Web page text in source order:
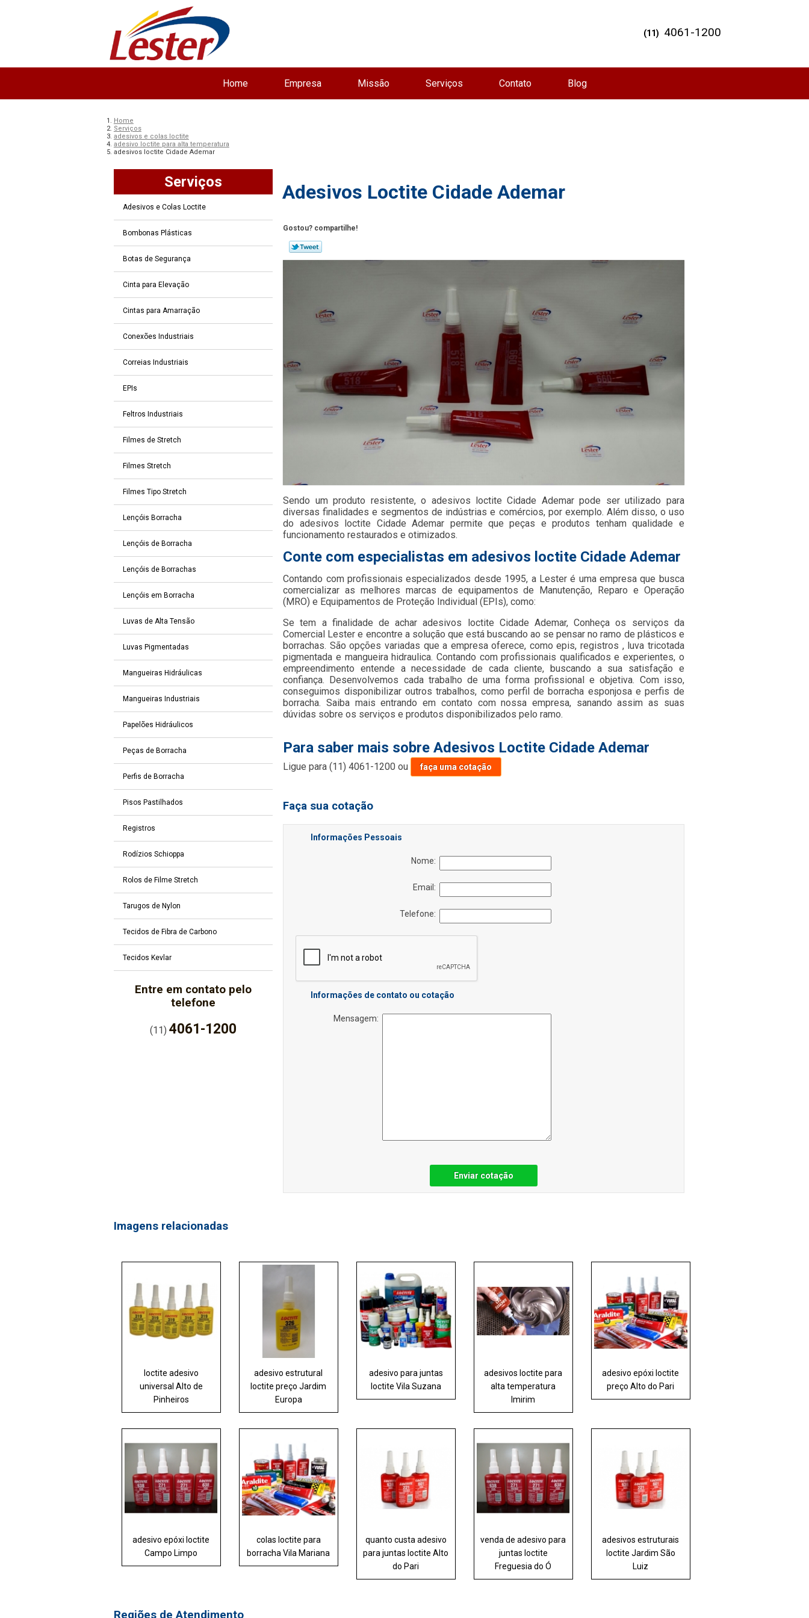
Home Empresa Missão Serviços Contato Blog
(11) 4061-1200
Home
Serviços
adesivos e colas loctite
adesivo loctite para alta temperatura
adesivos loctite Cidade Ademar
Serviços
Adesivos e Colas Loctite
Bombonas Plásticas
Botas de Segurança
Cinta para Elevação
Cintas para Amarração
Conexões Industriais
Correias Industriais
EPIs
Feltros Industriais
Filmes de Stretch
Filmes Stretch
Filmes Tipo Stretch
Lençóis Borracha
Lençóis de Borracha
Lençóis de Borrachas
Lençóis em Borracha
Luvas de Alta Tensão
Luvas Pigmentadas
Mangueiras Hidráulicas
Mangueiras Industriais
Papelões Hidráulicos
Peças de Borracha
Perfis de Borracha
Pisos Pastilhados
Registros
Rodízios Schioppa
Rolos de Filme Stretch
Tarugos de Nylon
Tecidos de Fibra de Carbono
Tecidos Kevlar
Entre em contato pelo
telefone
(11)4061-1200
Adesivos Loctite Cidade Ademar
Gostou? compartilhe!
Sendo um produto resistente, o adesivos loctite Cidade Ademar pode ser utilizado para
diversas finalidades e segmentos de indústrias e comércios, por exemplo. Além disso, o uso
do adesivos loctite Cidade Ademar permite que peças e produtos tenham qualidade e
funcionamento restaurados e otimizados.
Conte com especialistas em adesivos loctite Cidade Ademar
Contando com profissionais especializados desde 1995, a Lester é uma empresa que busca
comercializar as melhores marcas de equipamentos de Manutenção, Reparo e Operação
(MRO) e Equipamentos de Proteção Individual (EPIs), como:
Se tem a finalidade de achar adesivos loctite Cidade Ademar, Conheça os serviços da
Comercial Lester e encontre a solução que está buscando ao se pensar no ramo de plásticos e
borrachas. São opções variadas que a empresa oferece, como epis, registros , luva tricotada
pigmentada e mangueira hidraulica. Contando com profissionais qualificados e experientes, o
empreendimento entende a necessidade de cada cliente, buscando a sua satisfação e
confiança. Desenvolvemos cada trabalho de uma forma profissional e objetiva. Com isso,
conseguimos disponibilizar outros trabalhos, como perfil de borracha esponjosa e perfis de
borracha. Saiba mais entrando em contato com nossa empresa, sanando assim as suas
dúvidas sobre os serviços e produtos disponibilizados pelo ramo.
Para saber mais sobre Adesivos Loctite Cidade Ademar
Ligue para(11) 4061-1200 ou faça uma cotação
Faça sua cotação
Informações Pessoais
Nome:
Email:
Telefone:
Informações de contato ou cotação
Mensagem:
Enviar cotação
Imagens relacionadas
loctite adesivo
universal Alto de
Pinheiros
adesivo estrutural
loctite preço Jardim
Europa
adesivo para juntas
loctite Vila Suzana
adesivos loctite para
alta temperatura
Imirim
adesivo epóxi loctite
preço Alto do Pari
adesivo epóxi loctite
Campo Limpo
colas loctite para
borracha Vila Mariana
quanto custa adesivo
para juntas loctite Alto
do Pari
venda de adesivo para
juntas loctite
Freguesia do Ó
adesivos estruturais
loctite Jardim São
Luiz
Regiões de Atendimento